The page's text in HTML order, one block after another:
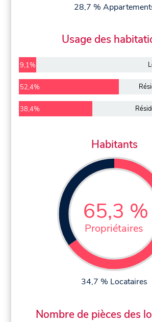
28,7 %
Usage des
9,1%
52,4%
38,4%
Habitants
65,3 %
Propriétaires
34,7 % Locataires
Nombre de pièces des